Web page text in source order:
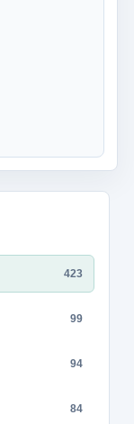
423
99
94
84